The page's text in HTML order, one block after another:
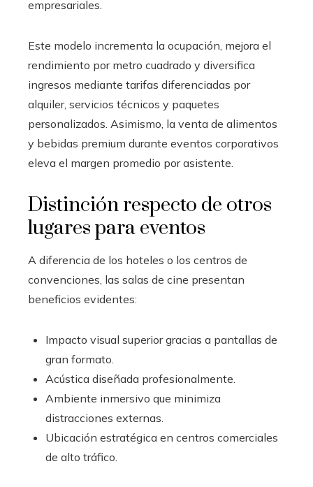
empresariales.
Este modelo incrementa la ocupación, mejora el
rendimiento por metro cuadrado y diversifica
ingresos mediante tarifas diferenciadas por
alquiler, servicios técnicos y paquetes
personalizados. Asimismo, la venta de alimentos
y bebidas premium durante eventos corporativos
eleva el margen promedio por asistente.
Distinción respecto de otros
lugares para eventos
A diferencia de los hoteles o los centros de
convenciones, las salas de cine presentan
beneficios evidentes:
Impacto visual superior gracias a pantallas de
gran formato.
Acústica diseñada profesionalmente.
Ambiente inmersivo que minimiza
distracciones externas.
Ubicación estratégica en centros comerciales
de alto tráfico.